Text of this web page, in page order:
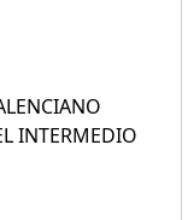
INTERMEDIO